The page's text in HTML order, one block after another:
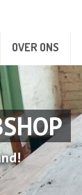
OVER ONS